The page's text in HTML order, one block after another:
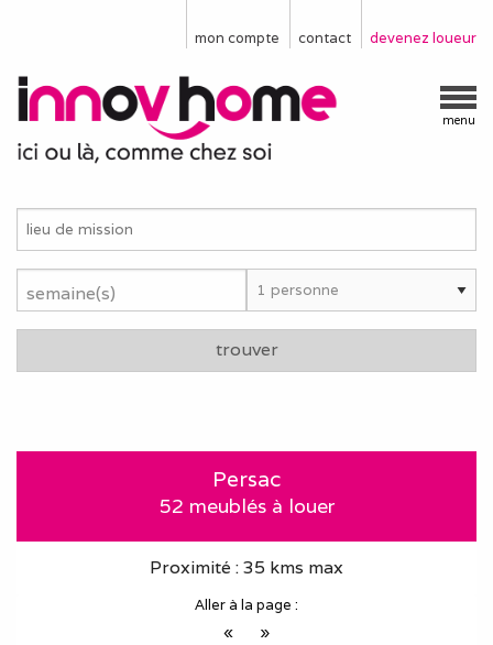
devenez loueur
contact
mon compte
menu
semaine(s)
trouver
Persac
52 meublés à louer
Proximité : 35 kms max
Aller à la page :
« »